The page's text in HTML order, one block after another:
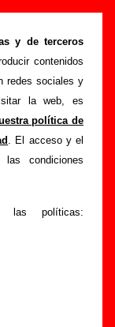
y de terceros
contenidos
redes sociales y
la web, es
política de
. El acceso y el
condiciones
políticas:
Terror
de aquí
de información
por Futuro
información
en los que está
mismo, sobre
acompletar